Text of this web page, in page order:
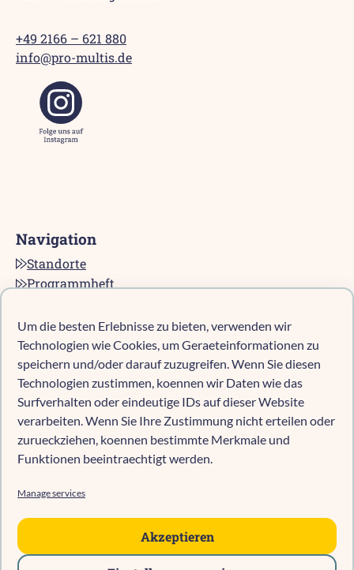
Um die besten Erlebnisse zu bieten, verwenden wir
Technologien wie Cookies, um Geraeteinformationen zu
speichern und/oder darauf zuzugreifen. Wenn Sie diesen
Technologien zustimmen, koennen wir Daten wie das
Surfverhalten oder eindeutige IDs auf dieser Website
verarbeiten. Wenn Sie Ihre Zustimmung nicht erteilen oder
zurueckziehen, koennen bestimmte Merkmale und
Funktionen beeintraechtigt werden.
Manage services
Akzeptieren
+49 2166 – 621 880
info@pro-multis.de
Navigation
Standorte
Programmheft
Karriere bei pro multis
Impressum
Datenschutz
Cookie-Richtlinie (EU)
Kind anmelden
Kita-Navigator Kreis Heinsberg
Kita-Navigator Stadt Heinsberg
Kita-Navigator Geilenkirchen
Kita-Navigator Erkelenz